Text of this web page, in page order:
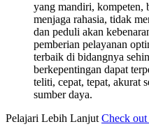
yang mandiri, kompeten,
menjaga rahasia, tidak
dan peduli akan
pemberian pelayanan
terbaik di bidangnya
berkepentingan dapat
teliti, cepat, tepat, akurat
sumber daya.
Pelajari Lebih Lanjut Check out